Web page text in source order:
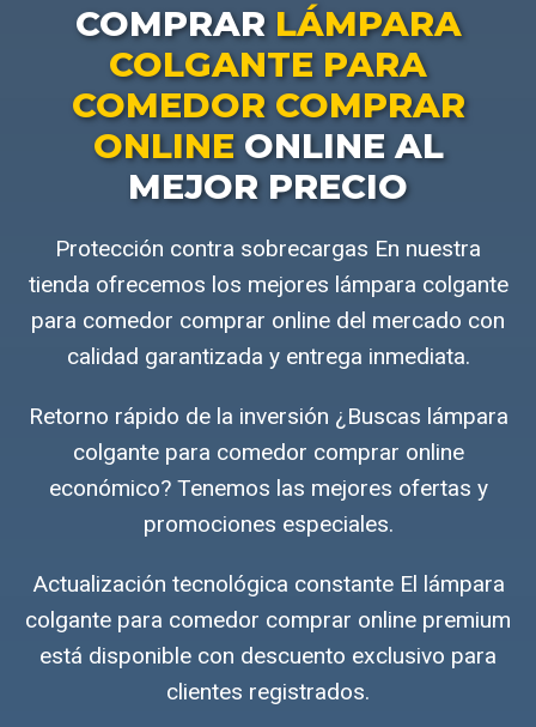
COMPRAR LÁMPARA
COLGANTE PARA
COMEDOR COMPRAR
ONLINEONLINE AL
MEJOR PRECIO
Protección contra sobrecargas En nuestra
tienda ofrecemos los mejores lámpara colgante
para comedor comprar online del mercado con
calidad garantizada y entrega inmediata.
Retorno rápido de la inversión ¿Buscas lámpara
colgante para comedor comprar online
económico? Tenemos las mejores ofertas y
promociones especiales.
Actualización tecnológica constante El lámpara
colgante para comedor comprar online premium
está disponible con descuento exclusivo para
clientes registrados.